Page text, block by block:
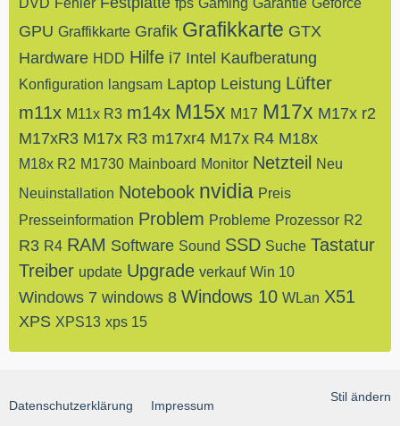
DVD Fehler fps Gaming Garantie Geforce
GPU Graffikkarte Grafik Grafikkarte GTX
Hardware HDD Hilfe i7 Intel Kaufberatung
Konfiguration langsam Laptop Leistung Lüfter
m11x M11x R3 m14x M15x M17 M17x M17x r2
M17xR3 M17x R3 m17xr4 M17x R4 M18x
M18x R2 M1730 Mainboard Monitor Netzteil
Neu
Neuinstallation Notebook nvidia Preis
Presseinformation Problem Probleme Prozessor R2
R3 R4 RAM Software Sound SSD Suche Tastatur
Treiber update Upgrade verkauf Win 10
Windows 7 windows 8 Windows 10 WLan X51
XPS XPS13 xps 15
Stil ändern
Datenschutzerklärung Impressum